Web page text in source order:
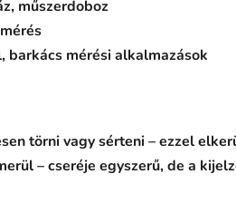
műszerdoboz
mérési alkalmazások
törni vagy sérteni – ezzel
– cseréje egyszerű, de a